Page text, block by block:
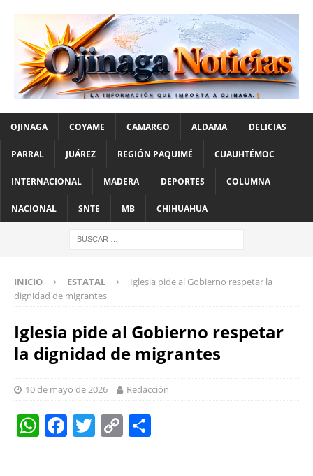
OJINAGA COYAME CAMARGO ALDAMA DELICIAS
PARRAL JUÁREZ REGIÓN PAQUIMÉ CUAUHTÉMOC
INTERNACIONAL MADERA DEPORTES COLUMNA
NACIONAL SNTE MB CHIHUAHUA
INICIO ESTATAL
Iglesia pide al Gobierno respetar la
dignidad de migrantes
Iglesia pide al Gobierno respetar
la dignidad de migrantes
10 de mayo de 2026 Redacción
W F T C